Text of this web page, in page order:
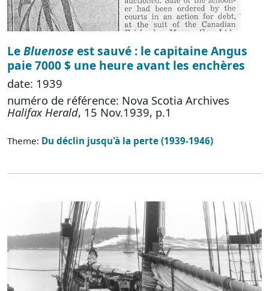
LeBluenoseest sauvé : le capitaine Angus
paie 7000 $ une heure avant les enchères
date: 1939
numéro de référence: Nova Scotia Archives
Halifax Herald, 15 Nov.1939, p.1
Theme: Du déclin jusqu'à la perte (1939-1946)